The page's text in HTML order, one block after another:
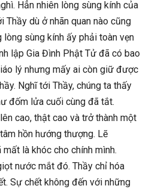
Hẳn nhiên lòng sùng kính của
dù ở nhãn quan nào cũng
lòng sùng kính ấy phải toàn vẹn
lập Gia Đình Phật Tử đã có bao
lý nhưng mấy ai còn giữ được
Nghĩ tới Thầy, chúng ta thấy
đốm lửa cuối cùng đã tắt.
cao, thật cao và trở thành một
hồn hướng thượng. Lẽ
là khóc cho chính mình.
nước mắt đó. Thầy chỉ hóa
Sự chết không đến với những